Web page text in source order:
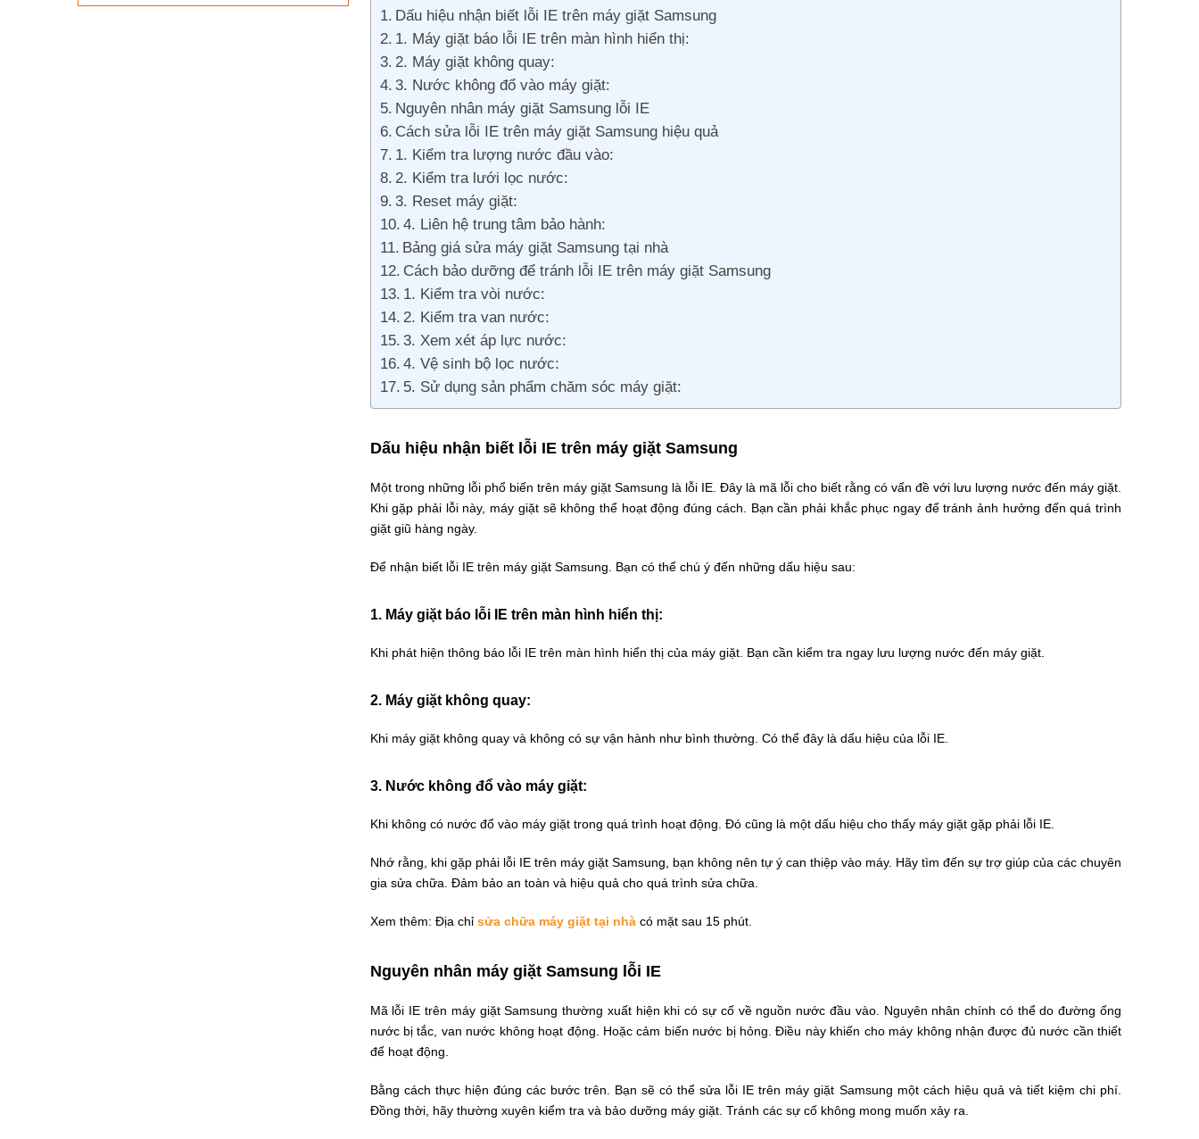
Dấu hiệu nhận biết lỗi IE trên máy giặt Samsung
1. Máy giặt báo lỗi IE trên màn hình hiển thị:
2. Máy giặt không quay:
3. Nước không đổ vào máy giặt:
Nguyên nhân máy giặt Samsung lỗi IE
Cách sửa lỗi IE trên máy giặt Samsung hiệu quả
1. Kiểm tra lượng nước đầu vào:
2. Kiểm tra lưới lọc nước:
3. Reset máy giặt:
4. Liên hệ trung tâm bảo hành:
Bảng giá sửa máy giặt Samsung tại nhà
Cách bảo dưỡng để tránh lỗi IE trên máy giặt Samsung
1. Kiểm tra vòi nước:
2. Kiểm tra van nước:
3. Xem xét áp lực nước:
4. Vệ sinh bộ lọc nước:
5. Sử dụng sản phẩm chăm sóc máy giặt:
Dấu hiệu nhận biết lỗi IE trên máy giặt Samsung
Một trong những lỗi phổ biến trên máy giặt Samsung là lỗi IE. Đây là mã lỗi cho biết rằng có vấn đề với lưu lượng nước đến máy giặt.
Khi gặp phải lỗi này, máy giặt sẽ không thể hoạt động đúng cách. Bạn cần phải khắc phục ngay để tránh ảnh hưởng đến quá trình
giặt giũ hàng ngày.
Để nhận biết lỗi IE trên máy giặt Samsung. Bạn có thể chú ý đến những dấu hiệu sau:
1. Máy giặt báo lỗi IE trên màn hình hiển thị:
Khi phát hiện thông báo lỗi IE trên màn hình hiển thị của máy giặt. Bạn cần kiểm tra ngay lưu lượng nước đến máy giặt.
2. Máy giặt không quay:
Khi máy giặt không quay và không có sự vận hành như bình thường. Có thể đây là dấu hiệu của lỗi IE.
3. Nước không đổ vào máy giặt:
Khi không có nước đổ vào máy giặt trong quá trình hoạt động. Đó cũng là một dấu hiệu cho thấy máy giặt gặp phải lỗi IE.
Nhớ rằng, khi gặp phải lỗi IE trên máy giặt Samsung, bạn không nên tự ý can thiệp vào máy. Hãy tìm đến sự trợ giúp của các chuyên
gia sửa chữa. Đảm bảo an toàn và hiệu quả cho quá trình sửa chữa.
Xem thêm: Địa chỉ sửa chữa máy giặt tại nhàcó mặt sau 15 phút.
Nguyên nhân máy giặt Samsung lỗi IE
Mã lỗi IE trên máy giặt Samsung thường xuất hiện khi có sự cố về nguồn nước đầu vào. Nguyên nhân chính có thể do đường ống
nước bị tắc, van nước không hoạt động. Hoặc cảm biến nước bị hỏng. Điều này khiến cho máy không nhận được đủ nước cần thiết
để hoạt động.
Bằng cách thực hiện đúng các bước trên. Bạn sẽ có thể sửa lỗi IE trên máy giặt Samsung một cách hiệu quả và tiết kiệm chi phí.
Đồng thời, hãy thường xuyên kiểm tra và bảo dưỡng máy giặt. Tránh các sự cố không mong muốn xảy ra.